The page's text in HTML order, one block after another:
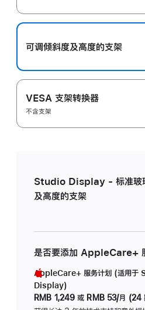
可调倾斜度及高‍度的支‍架
VESA 支架转换器
不含支架
Studio Display - 标准玻
及高度的支架
是否要添加 AppleCare+
AppleCare+ 服务计划 (适用于
Display)
RMB 1,249 或 RMB 53/月 (24